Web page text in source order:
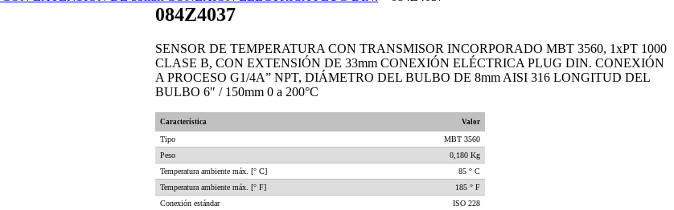
084Z4037
SENSOR DE TEMPERATURA CON TRANSMISOR INCORPORADO MBT 3560, 1xPT 1000
CLASE B, CON EXTENSIÓN DE 33mm CONEXIÓN ELÉCTRICA PLUG DIN. CONEXIÓN
A PROCESO G1/4A” NPT, DIÁMETRO DEL BULBO DE 8mm AISI 316 LONGITUD DEL
BULBO 6″ / 150mm 0 a 200°C
Característica Valor
Tipo
MBT 3560
Peso
0,180 Kg
Temperatura ambiente máx. [° C]
85 ° C
Temperatura ambiente máx. [° F]
185 ° F
Conexión estándar
ISO 228